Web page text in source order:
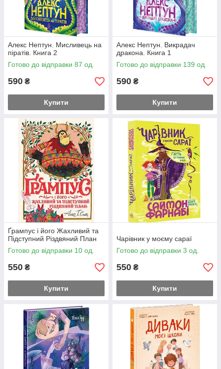
Алекс Нептун. Мисливець на
піратів. Книга 2
Готово до відправки 87 од.
590 ₴
Купити
Алекс Нептун. Викрадач
дракона. Книга 1
Готово до відправки 139 од.
590 ₴
Купити
Ґрампус і його Жахливий та
Підступний Різдвяний План
Готово до відправки 10 од.
550 ₴
Купити
Чарівник у моєму сараї
Готово до відправки 3 од.
550 ₴
Купити